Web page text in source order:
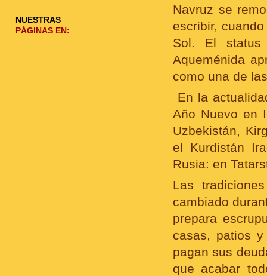
Navruz se
escribir,
Sol. El
Aqueménida
como una de
En la
Año Nuevo en
Uzbekistán,
el Kurdistán
Rusia: en
Las
cambiado
prepara
casas, patios
pagan sus
que acabar
NUESTRAS
PÁGINAS EN: